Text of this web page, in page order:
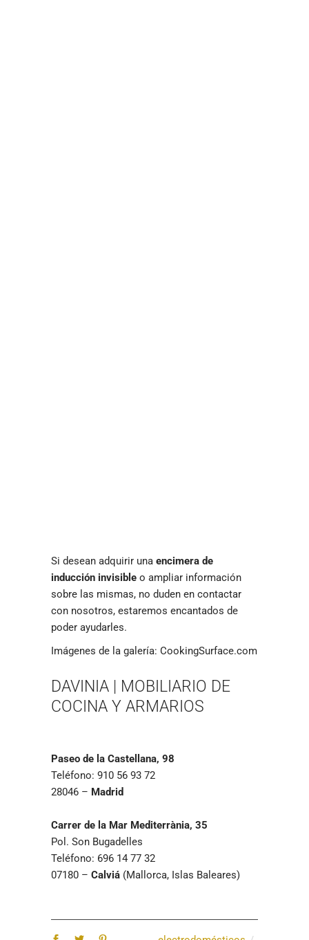
Si desean adquirir una encimera de
inducción invisible o ampliar información
sobre las mismas, no duden en contactar
con nosotros, estaremos encantados de
poder ayudarles.
Imágenes de la galería: CookingSurface.com
DAVINIA | MOBILIARIO DE
COCINA Y ARMARIOS
Paseo de la Castellana, 98
Teléfono: 910 56 93 72
28046 – Madrid
Carrer de la Mar Mediterrània, 35
Pol. Son Bugadelles
Teléfono: 696 14 77 32
07180 – Calviá (Mallorca, Islas Baleares)